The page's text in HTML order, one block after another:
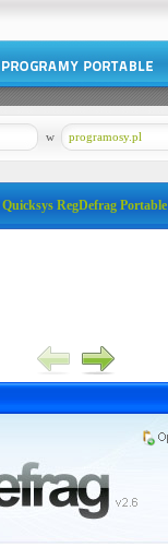
programosy.pl
w
Quicksys RegDefrag Portable